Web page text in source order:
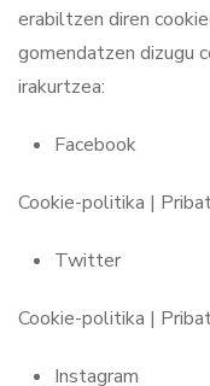
erabiltzen diren
gomendatzen dizugu
irakurtzea:
Facebook
Cookie-politika |
Twitter
Cookie-politika |
Instagram